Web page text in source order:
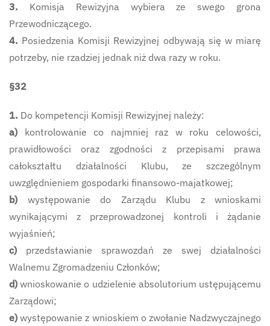
3.
Komisja Rewizyjna wybiera ze swego grona
Przewodniczącego.
4. Posiedzenia Komisji Rewizyjnej odbywają się w miarę
potrzeby, nie rzadziej jednak niż dwa razy w roku.
§32
1. Do kompetencji Komisji Rewizyjnej należy:
a)
kontrolowanie co najmniej raz w roku celowości,
prawidłowości oraz zgodności z przepisami prawa
całokształtu działalności Klubu, ze szczególnym
uwzględnieniem gospodarki finansowo-majatkowej;
b)
występowanie do Zarządu Klubu z wnioskami
wynikającymi z przeprowadzonej kontroli i żądanie
wyjaśnień;
c)
przedstawianie sprawozdań ze swej działalności
Walnemu Zgromadzeniu Członków;
d) wnioskowanie o udzielenie absolutorium ustępującemu
Zarządowi;
e) występowanie z wnioskiem o zwołanie Nadzwyczajnego